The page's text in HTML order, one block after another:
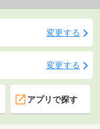
変更する
変更する
アプリで探す